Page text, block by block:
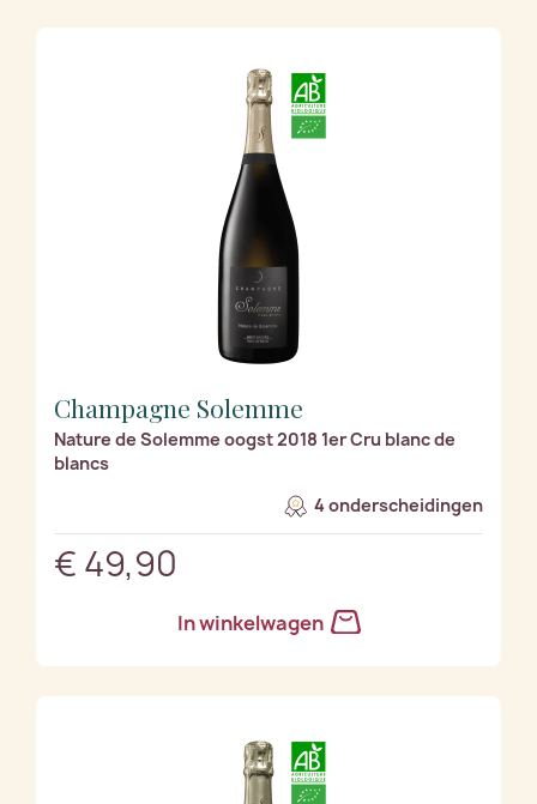
Champagne Solemme
Nature de Solemme oogst 2018 1er Cru blanc de
blancs
4 onderscheidingen
€ 49,90
In winkelwagen